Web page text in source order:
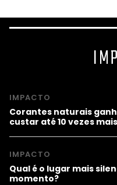
IMPACTO
Corantes naturais
custar até 10 vezes mais
IMPACTO
Qual é o lugar mais
momento?